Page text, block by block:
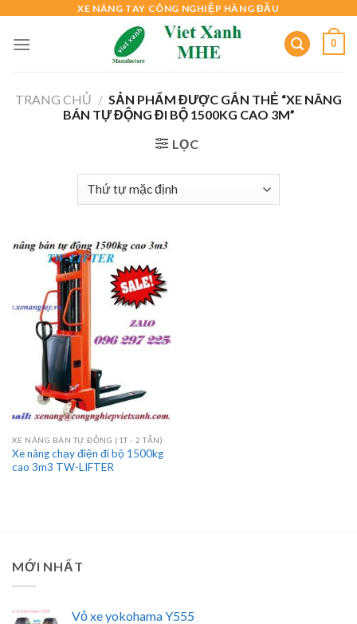
content
XE NÂNG TAY CÔNG NGHIỆP HÀNG ĐẦU
0
TRANG CHỦ / SẢN PHẨM ĐƯỢC GẮN THẺ “XE NÂNG
BÁN TỰ ĐỘNG ĐI BỘ 1500KG CAO 3M”
LỌC
XE NÂNG BÁN TỰ ĐỘNG (1T - 2 TẤN)
Xe nâng chạy điện đi bộ 1500kg
cao 3m3 TW-LIFTER
MỚI NHẤT
Vỏ xe yokohama Y555